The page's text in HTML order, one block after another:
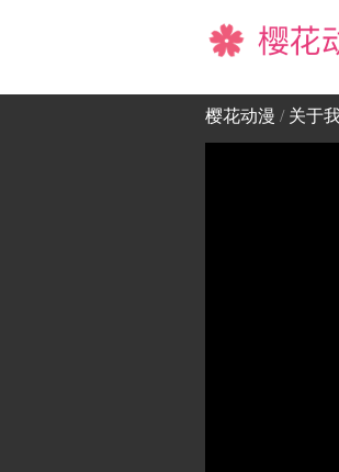
樱花动漫
樱花动漫 / 关于